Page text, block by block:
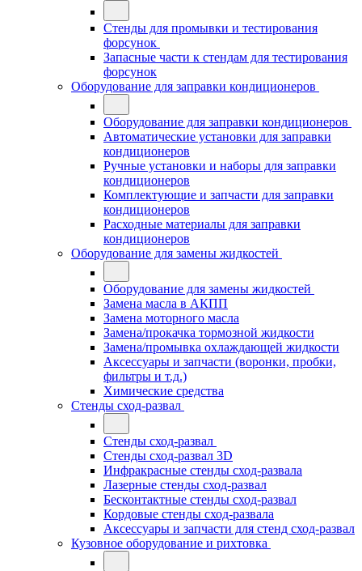
Стенды для промывки и тестирования
форсунок
Запасные части к стендам для тестирования
форсунок
Оборудование для заправки кондиционеров
Оборудование для заправки кондиционеров
Автоматические установки для заправки
кондиционеров
Ручные установки и наборы для заправки
кондиционеров
Комплектующие и запчасти для заправки
кондиционеров
Расходные материалы для заправки
кондиционеров
Оборудование для замены жидкостей
Оборудование для замены жидкостей
Замена масла в АКПП
Замена моторного масла
Замена/прокачка тормозной жидкости
Замена/промывка охлаждающей жидкости
Аксессуары и запчасти (воронки, пробки,
фильтры и т.д.)
Химические средства
Стенды сход-развал
Стенды сход-развал
Стенды сход-развал 3D
Инфракрасные стенды сход-развала
Лазерные стенды сход-развал
Бесконтактные стенды сход-развал
Кордовые стенды сход-развала
Аксессуары и запчасти для стенд сход-развал
Кузовное оборудование и рихтовка